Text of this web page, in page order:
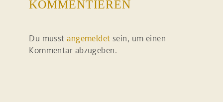
KOMMENTIEREN
Du musstangemeldet sein, um einen
Kommentar abzugeben.